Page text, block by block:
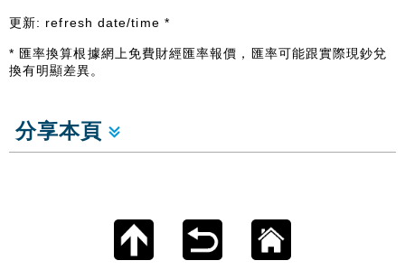
更新: refresh date/time *
* 匯率換算根據網上免費財經匯率報價，匯率可能跟實際現鈔兌
換有明顯差異。
分享本頁